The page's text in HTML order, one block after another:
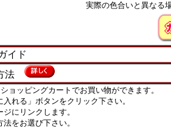
実際の色合いと異なる
イド
法
ョッピングカートでお買い物ができます。
れる」ボタンをクリック下さい。
にリンクします。
をお選び下さい。